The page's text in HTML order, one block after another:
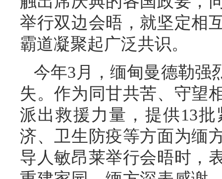
举行双边会晤，就坚定相
霸道凝聚起广泛共识。
今年3月，缅甸曼德勒强
失。作为同甘共苦、守望
派出救援力量，提供13
济、卫生防疫等方面为缅
导人敏昂莱举行会晤时，